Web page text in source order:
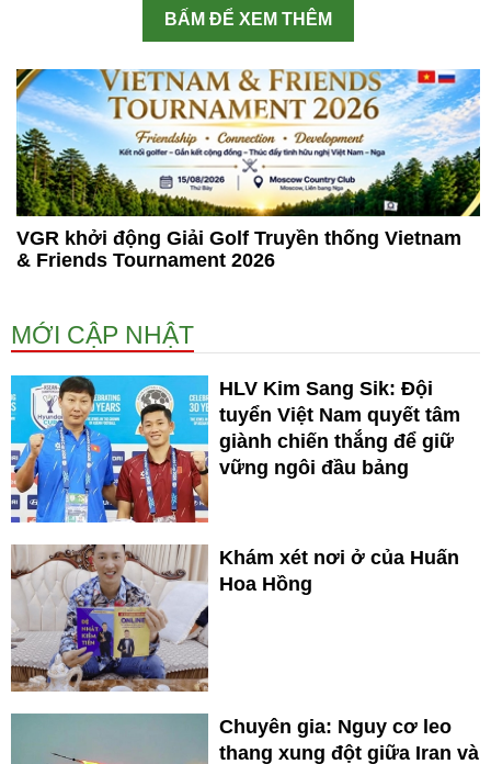
BẤM ĐỂ XEM THÊM
VGR khởi động Giải Golf Truyền thống Vietnam
& Friends Tournament 2026
MỚI CẬP NHẬT
HLV Kim Sang Sik: Đội
tuyển Việt Nam quyết tâm
giành chiến thắng để giữ
vững ngôi đầu bảng
Khám xét nơi ở của Huấn
Hoa Hồng
Chuyên gia: Nguy cơ leo
thang xung đột giữa Iran và